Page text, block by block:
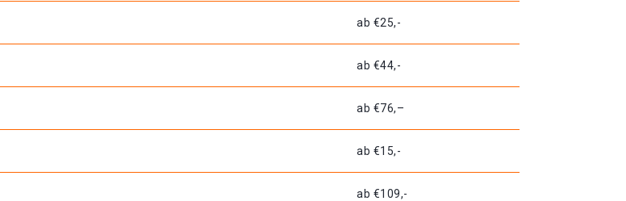
ab €25,-
ab €44,-
ab €76,–
ab €15,-
ab €109,-